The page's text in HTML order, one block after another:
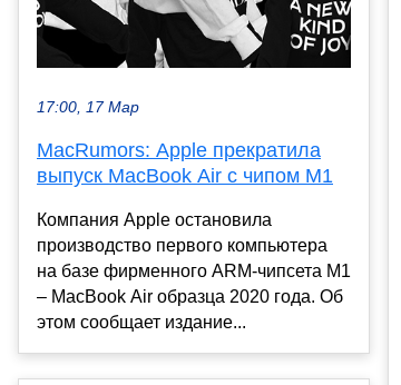
17:00, 17 Мар
MacRumors: Apple прекратила
выпуск MacBook Air c чипом М1
Компания Apple остановила
производство первого компьютера
на базе фирменного ARM-чипсета M1
– MacBook Air образца 2020 года. Об
этом сообщает издание...